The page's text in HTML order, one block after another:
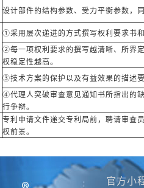
设计部件的结构参数、受力平衡参数，
①采用层次递进的方式撰写权利要求书
②每一项权利要求的撰写越清晰、所界
权稳定性越高。
③技术方案的保护以及有益效果的描述
④代理人突破审查意见通知书所指出的
行争辩。
专利申请文件递交专利局前，聘请审查
权前景。
官方小